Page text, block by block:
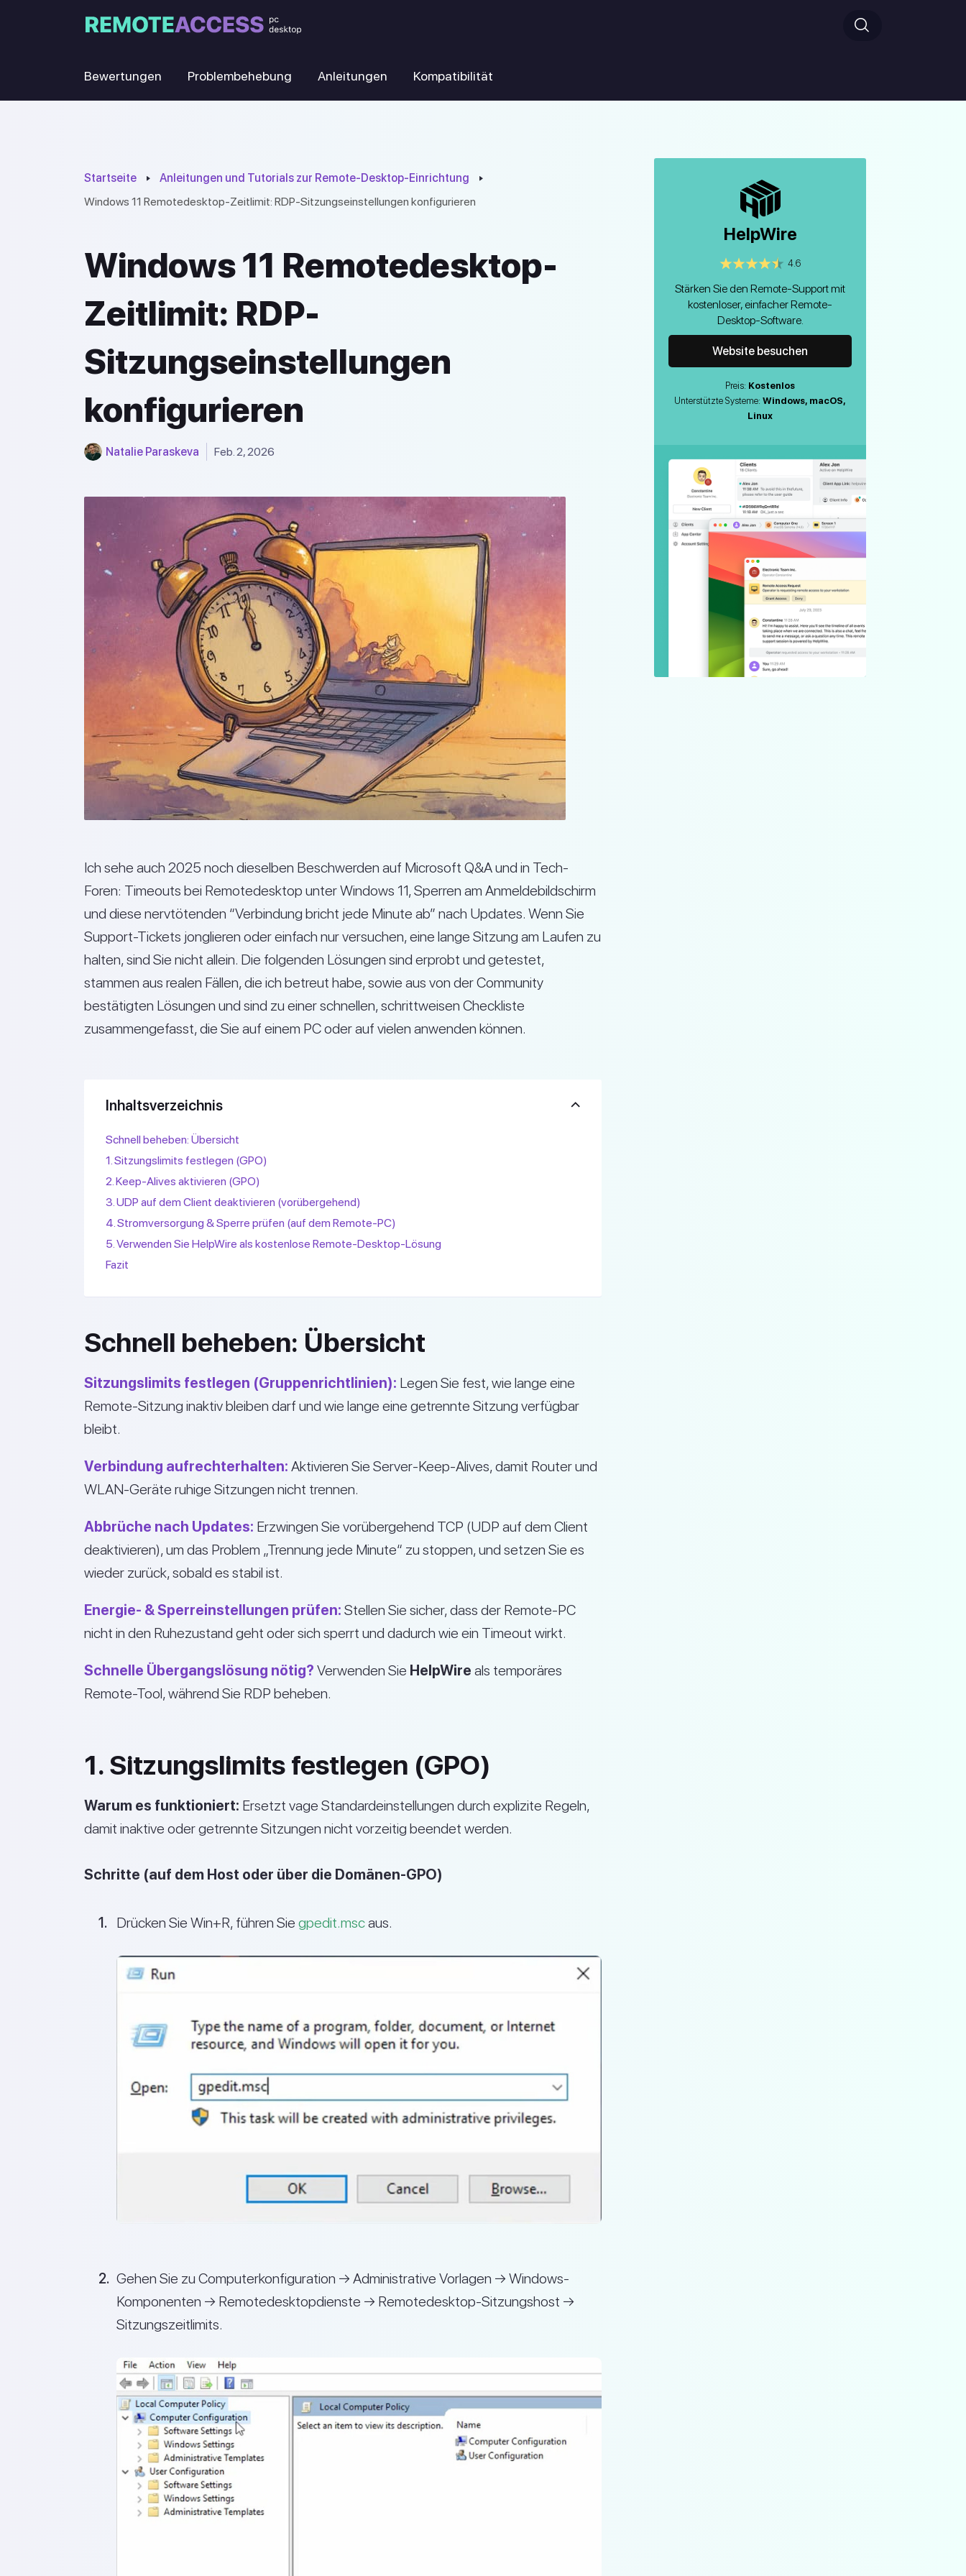
Bewertungen Problembehebung Anleitungen Kompatibilität
Startseite
Anleitungen und Tutorials zur Remote-Desktop-Einrichtung
Windows 11 Remotedesktop-Zeitlimit: RDP-Sitzungseinstellungen konfigurieren
Windows 11 Remotedesktop-
Zeitlimit: RDP-
Sitzungseinstellungen
konfigurieren
Natalie Paraskeva Feb. 2, 2026
Ich sehe auch 2025 noch dieselben Beschwerden auf Microsoft Q&A und in Tech-
Foren: Timeouts bei Remotedesktop unter Windows 11, Sperren am Anmeldebildschirm
und diese nervtötenden “Verbindung bricht jede Minute ab” nach Updates. Wenn Sie
Support-Tickets jonglieren oder einfach nur versuchen, eine lange Sitzung am Laufen zu
halten, sind Sie nicht allein. Die folgenden Lösungen sind erprobt und getestet,
stammen aus realen Fällen, die ich betreut habe, sowie aus von der Community
bestätigten Lösungen und sind zu einer schnellen, schrittweisen Checkliste
zusammengefasst, die Sie auf einem PC oder auf vielen anwenden können.
Inhaltsverzeichnis
Schnell beheben: Übersicht
1. Sitzungslimits festlegen (GPO)
2. Keep-Alives aktivieren (GPO)
3. UDP auf dem Client deaktivieren (vorübergehend)
4. Stromversorgung & Sperre prüfen (auf dem Remote-PC)
5. Verwenden Sie HelpWire als kostenlose Remote-Desktop-Lösung
Fazit
Schnell beheben: Übersicht
Sitzungslimits festlegen (Gruppenrichtlinien): Legen Sie fest, wie lange eine
Remote-Sitzung inaktiv bleiben darf und wie lange eine getrennte Sitzung verfügbar
bleibt.
Verbindung aufrechterhalten: Aktivieren Sie Server-Keep-Alives, damit Router und
WLAN-Geräte ruhige Sitzungen nicht trennen.
Abbrüche nach Updates: Erzwingen Sie vorübergehend TCP (UDP auf dem Client
deaktivieren), um das Problem „Trennung jede Minute“ zu stoppen, und setzen Sie es
wieder zurück, sobald es stabil ist.
Energie- & Sperreinstellungen prüfen: Stellen Sie sicher, dass der Remote-PC
nicht in den Ruhezustand geht oder sich sperrt und dadurch wie ein Timeout wirkt.
Schnelle Übergangslösung nötig? Verwenden Sie HelpWire als temporäres
Remote-Tool, während Sie RDP beheben.
1. Sitzungslimits festlegen (GPO)
Warum es funktioniert: Ersetzt vage Standardeinstellungen durch explizite Regeln,
damit inaktive oder getrennte Sitzungen nicht vorzeitig beendet werden.
Schritte (auf dem Host oder über die Domänen-GPO)
Drücken Sie Win+R, führen Sie gpedit.mscaus.
Gehen Sie zu Computerkonfiguration → Administrative Vorlagen → Windows-
Komponenten → Remotedesktopdienste → Remotedesktop-Sitzungshost →
Sitzungszeitlimits.
HelpWire
4.6
Stärken Sie den Remote-Support mit
kostenloser, einfacher Remote-
Desktop-Software.
Website besuchen
Preis: Kostenlos
Unterstützte Systeme:Windows, macOS,
Linux